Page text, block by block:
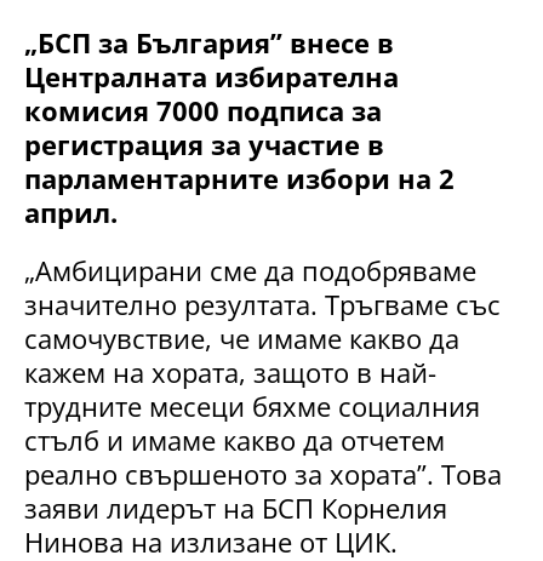
„БСП за България” внесе в
Централната избирателна
комисия 7000 подписа за
регистрация за участие в
парламентарните избори на 2
април.
„Амбицирани сме да подобряваме
значително резултата. Тръгваме със
самочувствие, че имаме какво да
кажем на хората, защото в най-
трудните месеци бяхме социалния
стълб и имаме какво да отчетем
реално свършеното за хората”. Това
заяви лидерът на БСП Корнелия
Нинова на излизане от ЦИК.